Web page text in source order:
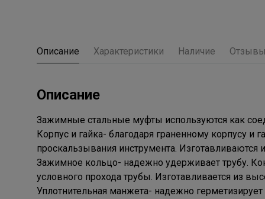
Описание Характеристики Наличие Отзывы
Описание
Зажимные стальные муфты используются как
Корпус и гайка- благодаря граненному корпусу и
проскальзывания инструмента. Изготавливаются
Зажимное кольцо- надежно удерживает трубу.
условного прохода трубы. Изготавливается из
Уплотнительная манжета- надежно герметизирует